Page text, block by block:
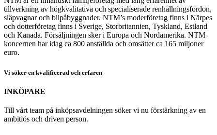
tillverkning av högkvalitativa och specialiserade renhållningsfordon,
släpvagnar och bilpåbyggnader. NTM’s moderföretag finns i Närpes
och dotterföretag finns i Sverige, Storbritannien, Tyskland, Estland
och Kanada. Försäljningen sker i Europa och Nordamerika. NTM-
koncernen har idag ca 800 anställda och omsätter ca 165 miljoner
euro.
Vi söker en kvalificerad och erfaren
INKÖPARE
Till vårt team på inköpsavdelningen söker vi nu förstärkning av en
ambitiös och driven person.